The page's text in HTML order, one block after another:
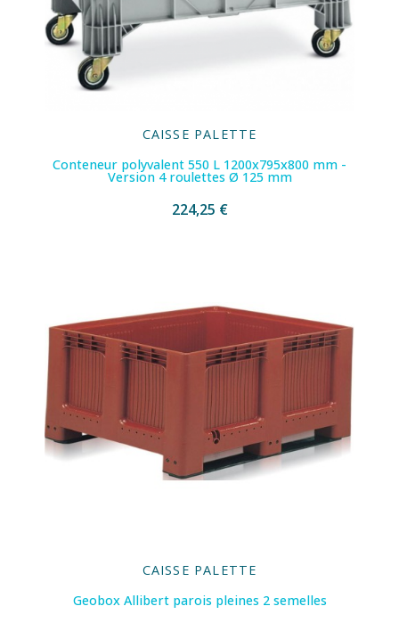
CAISSE PALETTE
Conteneur polyvalent 550 L 1200x795x800 mm -
Version 4 roulettes Ø 125 mm
224,25 €
CAISSE PALETTE
Geobox Allibert parois pleines 2 semelles